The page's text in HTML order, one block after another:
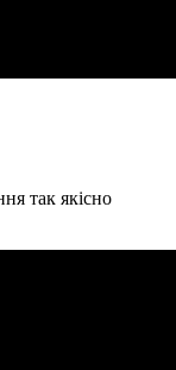
так якісно